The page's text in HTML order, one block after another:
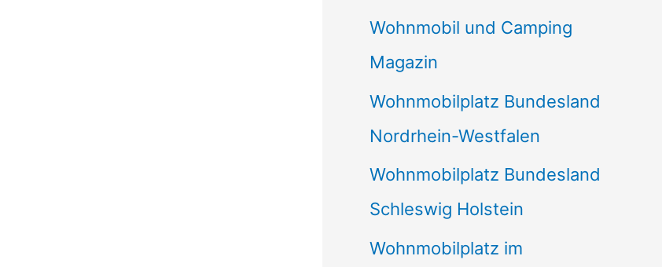
Wohnmobil und Camping
Magazin
Wohnmobilplatz Bundesland
Nordrhein-Westfalen
Wohnmobilplatz Bundesland
Schleswig Holstein
Wohnmobilplatz im